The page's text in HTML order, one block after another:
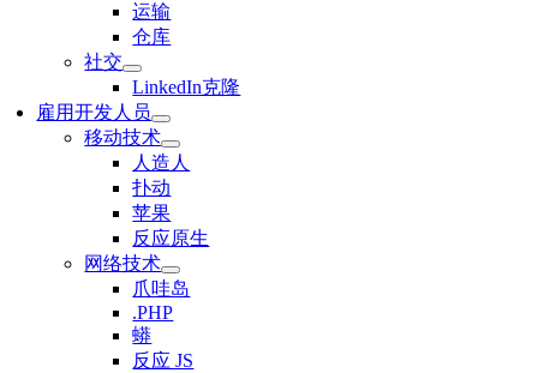
运输
仓库
社交
LinkedIn克隆
雇用开发人员
移动技术
人造人
扑动
苹果
反应原生
网络技术
爪哇岛
.PHP
蟒
反应 JS